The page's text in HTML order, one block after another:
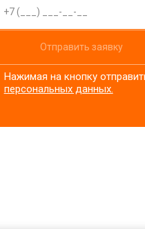
Отправить заявку
Нажимая на кнопку
персональных данных.